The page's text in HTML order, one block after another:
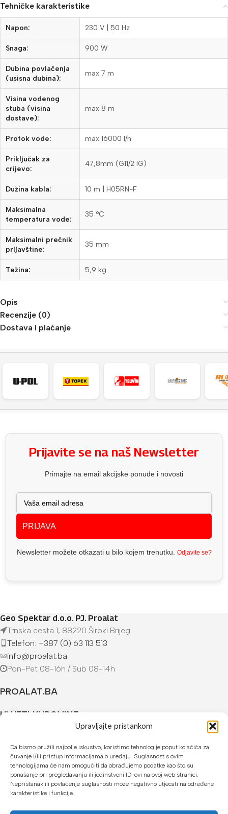
Upravljajte pristankom
Da bismo pružili najbolje iskustvo, koristimo tehnologije poput kolačića za
čuvanje i/ili pristup informacijama o uređaju. Suglasnost s ovim
tehnologijama će nam omogućiti da obrađujemo podatke kao što su
ponašanje pri pregledavanju ili jedinstveni ID-ovi na ovoj web stranici.
Nepristanak ili povlačenje suglasnosti može negativno utjecati na određene
karakteristike i funkcije.
Tehničke karakteristike
Napon: 230 V | 50 Hz
Snaga: 900 W
Dubina povlačenja
(usisna dubina):
max 7 m
Visina vodenog
stuba (visina
dostave):
max 8 m
Protok vode: max 16000 l/h
Priključak za
crijevo:
47,8mm (G11/2 IG)
Dužina kabla: 10 m | H05RN-F
Maksimalna
temperatura vode:
35 °C
Maksimalni prečnik
prljavštine:
35 mm
Težina: 5,9 kg
Opis
Recenzije (0)
Dostava i plaćanje
Prijavite se na naš Newsletter
Primajte na email akcijske ponude i novosti
PRIJAVA
Newsletter možete otkazati u bilo kojem trenutku. Odjavite se?
Geo Spektar d.o.o. PJ. Proalat
Trnska cesta 1, 88220 Široki Brijeg
Telefon: +387 (0) 63 113 513
info@proalat.ba
Pon-Pet 08-16h / Sub 08-14h
PROALAT.BA
UVJETI KUPOVINE
U našoj web trgovini možete platiti:
Kreditnim karticama jednokratno ili do 24 rate
Općom uplatnicom, virmanom, internet bankarstvom